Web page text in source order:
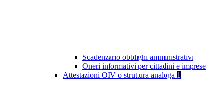
Scadenzario obblighi amministrativi
Oneri informativi per cittadini e imprese
Attestazioni OIV o struttura analoga 1